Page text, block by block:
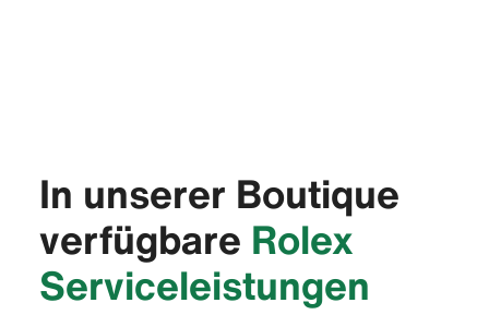
In unserer Boutique
verfügbare Rolex
Service­leistungen